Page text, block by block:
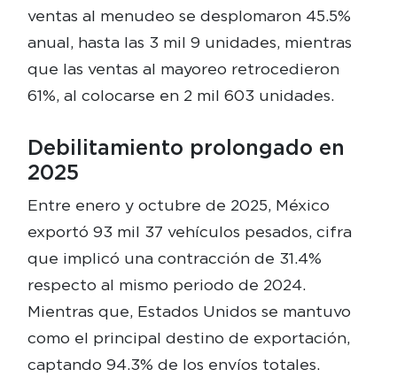
ventas al menudeo se desplomaron 45.5%
anual, hasta las 3 mil 9 unidades, mientras
que las ventas al mayoreo retrocedieron
61%, al colocarse en 2 mil 603 unidades.
Debilitamiento prolongado en
2025
Entre enero y octubre de 2025, México
exportó 93 mil 37 vehículos pesados, cifra
que implicó una contracción de 31.4%
respecto al mismo periodo de 2024.
Mientras que, Estados Unidos se mantuvo
como el principal destino de exportación,
captando 94.3% de los envíos totales.